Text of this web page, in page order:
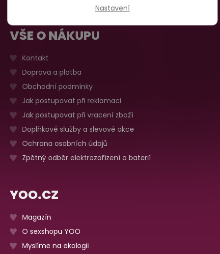
Nastavení
VŠE O NÁKUPU
Kontakt
Doprava a platba
Obchodní podmínky
Jak postupovat při reklamaci
Jak postupovat při vracení zboží
Doplňkové služby a slevové akce
Ochrana osobních údajů
Zpětný odběr elektrozařízení a baterií
YOO.CZ
Magazín
O sexshopu YOO
Myslíme na ekologii